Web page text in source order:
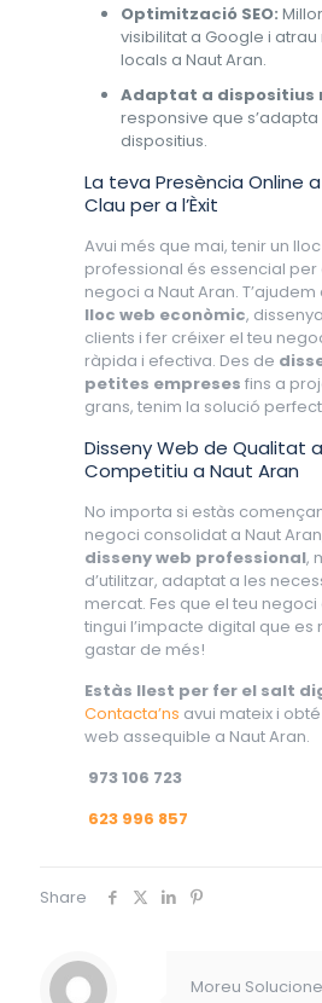
Optimització SEO:
visibilitat a Google i
locals a Naut Aran.
Adaptat a dispositius
responsive que s’adapta
dispositius.
La teva Presència Online
Clau per a l’Èxit
Avui més que mai, tenir un
professional és essencial per
negoci a Naut Aran.
lloc web econòmic,
clients i fer créixer el teu
ràpida i efectiva. Des de
petites empreses fins a
grans, tenim la solució
Disseny Web de Qualitat
Competitiu a Naut Aran
No importa si estàs
negoci consolidat a Naut
disseny web professional,
d’utilitzar, adaptat a les
mercat. Fes que el teu negoci
tingui l’impacte digital que es
gastar de més!
Estàs llest per fer el salt
Contacta’ns avui mateix i
web assequible a Naut Aran.
973 106 723
623 996 857
Share
Moreu